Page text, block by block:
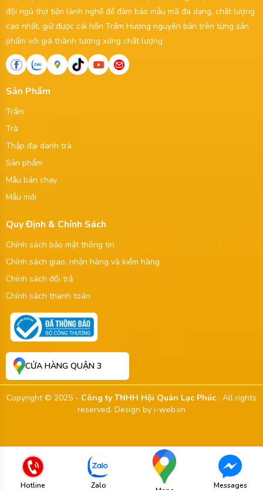
đội ngủ thợ tiện lành nghề để đảm bảo mẫu mã đa dạng, chất lượng
cao nhất, giữ được cái hồn Trầm Hương nguyên bản trên từng sản
phẩm với giá thành tương xứng chất lượng.
Sản Phẩm
Trầm
Trà
Thập đại danh trà
Sản phẩm
Mẫu bán chạy
Mẫu mới
Quy Định & Chính Sách
Chính sách bảo mật thông tin
Chính sách giao, nhận hàng và kiểm hàng
Chính sách đổi trả
Chính sách thanh toán
CỬA HÀNG QUẬN 3
Copyright © 2025 - Công ty TNHH Hội Quán Lạc Phúc . All rights
reserved. Design by i-web.vn
Hotline Zalo Messages